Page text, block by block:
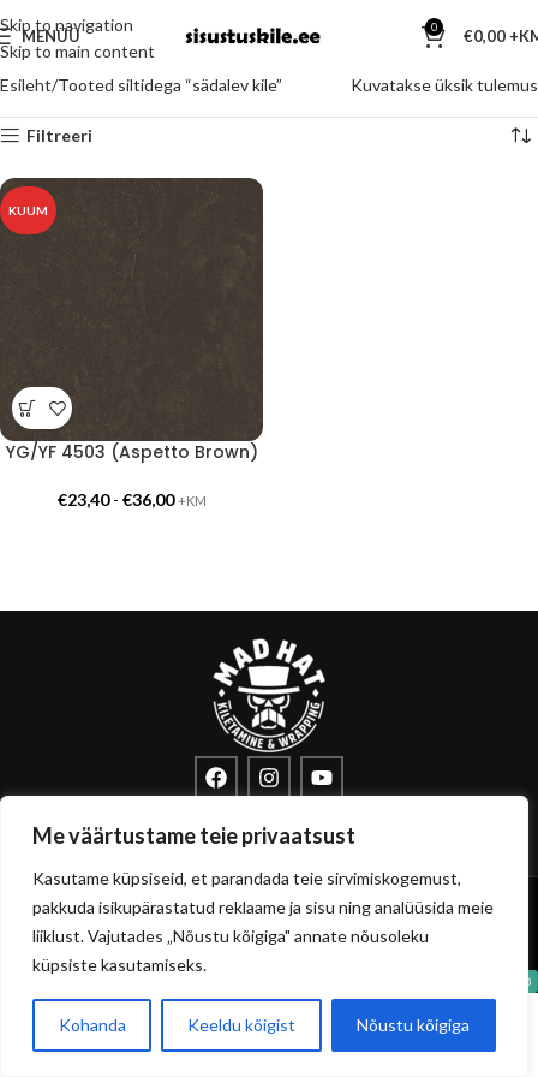
Me väärtustame teie privaatsust
Kasutame küpsiseid, et parandada teie sirvimiskogemust,
pakkuda isikupärastatud reklaame ja sisu ning analüüsida meie
liiklust. Vajutades „Nõustu kõigiga" annate nõusoleku
küpsiste kasutamiseks.
Kohanda Keeldu kõigist Nõustu kõigiga
Skip to navigation
Skip to main content
MENÜÜ 0 €0,00
Esileht Tooted siltidega “sädalev kile” Kuvatakse üksik tulemus
Filtreeri
KUUM
YG/YF 4503 (Aspetto Brown)
€23,40- €36,00 +KM
Pärnu mnt 160E, 11317 Tallinn
Copyrightsisustuskile.ee© 2026
Privaatsuspoliitika
Müügitingimused
0